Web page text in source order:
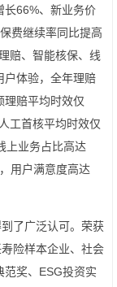
长66%、新业务价
费继续率同比提高
赔、智能核保、线
户体验，全年理赔
理赔平均时效仅
工首核平均时效仅
上业务占比高达
用户满意度高达
了广泛认可。荣获
险样本企业、社会
奖、ESG投资实